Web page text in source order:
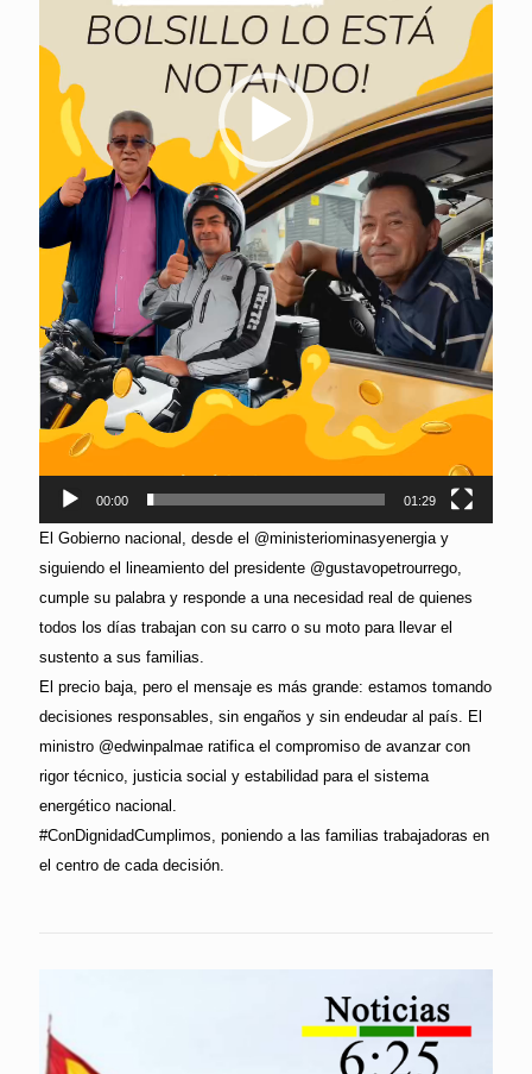
00:00 01:29
El Gobierno nacional, desde el @ministeriominasyenergia y
siguiendo el lineamiento del presidente @gustavopetrourrego,
cumple su palabra y responde a una necesidad real de quienes
todos los días trabajan con su carro o su moto para llevar el
sustento a sus familias.
El precio baja, pero el mensaje es más grande: estamos tomando
decisiones responsables, sin engaños y sin endeudar al país. El
ministro @edwinpalmae ratifica el compromiso de avanzar con
rigor técnico, justicia social y estabilidad para el sistema
energético nacional.
#ConDignidadCumplimos, poniendo a las familias trabajadoras en
el centro de cada decisión.